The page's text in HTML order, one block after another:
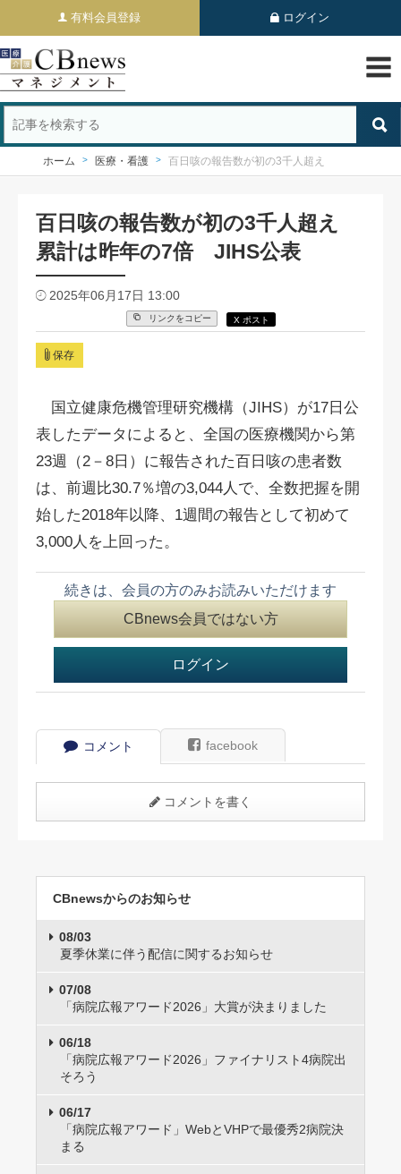
有料会員登録 ログイン
ホーム 医療・看護 百日咳の報告数が初の3千人超え
百日咳の報告数が初の3千人超え
累計は昨年の7倍 JIHS公表
2025年06月17日 13:00
リンクをコピー X ポスト
保存
国立健康危機管理研究機構（JIHS）が17日公
表したデータによると、全国の医療機関から第
23週（2－8日）に報告された百日咳の患者数
は、前週比30.7％増の3,044人で、全数把握を開
始した2018年以降、1週間の報告として初めて
3,000人を上回った。
続きは、会員の方のみお読みいただけます
CBnews会員ではない方
ログイン
コメント facebook
コメントを書く
CBnewsからのお知らせ
08/03
夏季休業に伴う配信に関するお知らせ
07/08
「病院広報アワード2026」大賞が決まりました
06/18
「病院広報アワード2026」ファイナリスト4病院出
そろう
06/17
「病院広報アワード」WebとVHPで最優秀2病院決
まる